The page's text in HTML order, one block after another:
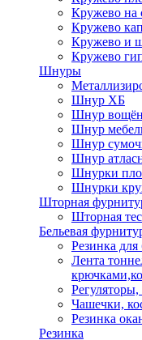
Кружево на
Кружево
Кружево и
Кружево
Шнуры
Шнур ХБ
Шнур
Шнур
Шнур
Шнур
Шнурки
Шнурки
Шторная
Шторная
Бельевая
Резинка для
Лента
Регуляторы,
Чашечки,
Резинка
Резинка